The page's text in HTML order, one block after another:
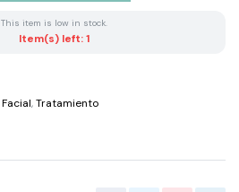
This item is low in stock.
Item(s) left: 1
Facial,Tratamiento